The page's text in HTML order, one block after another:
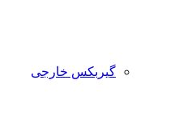
گیربکس خارجی